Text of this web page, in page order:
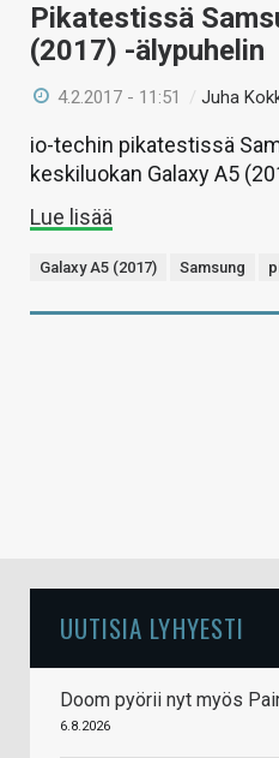
Pikatestissä
(2017) -älypuhelin
4.2.2017 - 11:51 /Juha
io-techin pikatestissä
keskiluokan Galaxy A5
Lue lisää
Galaxy A5 (2017) Samsung
UUTISIA LYHYESTI
Doom pyörii nyt myös
6.8.2026